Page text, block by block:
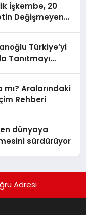
İşkembe, 20
Değişmeyen
Türkiye’yi
Tanıtmayı
mı? Aralarındaki
Rehberi
dünyaya
sürdürüyor
Adresi